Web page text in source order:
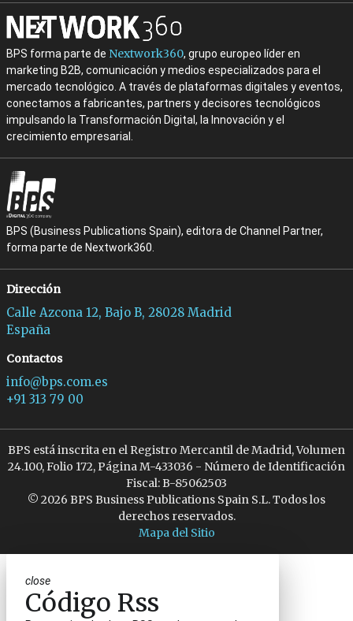
BPS forma parte de Nextwork360, grupo europeo líder en
marketing B2B, comunicación y medios especializados para el
mercado tecnológico. A través de plataformas digitales y eventos,
conectamos a fabricantes, partners y decisores tecnológicos
impulsando la Transformación Digital, la Innovación y el
crecimiento empresarial.
BPS (Business Publications Spain), editora de Channel Partner,
forma parte de Nextwork360.
Dirección
Calle Azcona 12, Bajo B, 28028 Madrid
España
Contactos
info@bps.com.es
+91 313 79 00
BPS está inscrita en el Registro Mercantil de Madrid, Volumen
24.100, Folio 172, Página M-433036 - Número de Identificación
Fiscal: B-85062503
© 2026 BPS Business Publications Spain S.L. Todos los
derechos reservados.
Mapa del Sitio
close
Código Rss